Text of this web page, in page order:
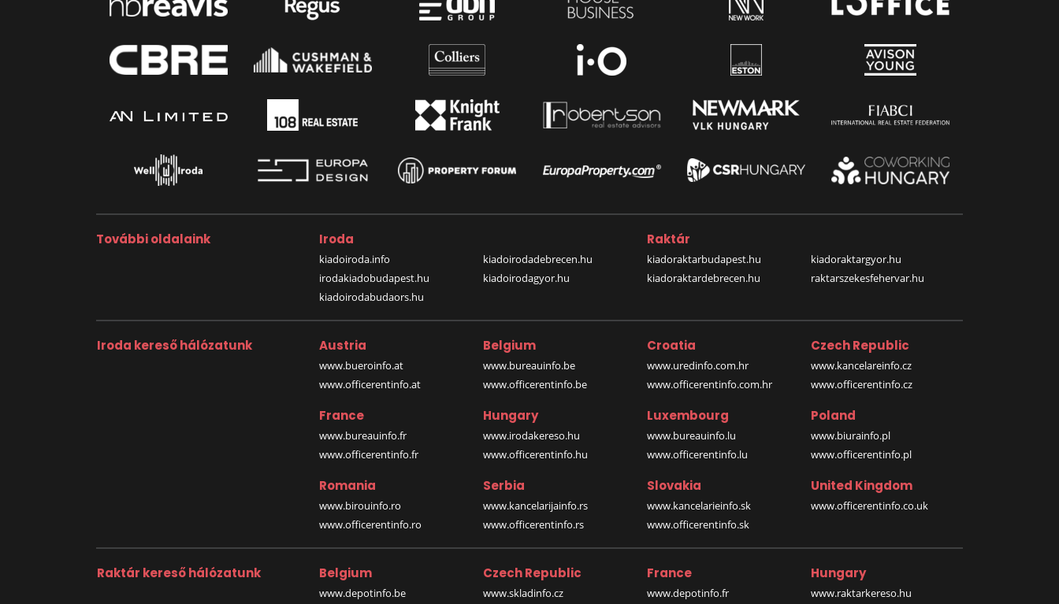
További oldalaink Iroda
kiadoiroda.info
irodakiadobudapest.hu
kiadoirodabudaors.hu
kiadoirodadebrecen.hu
kiadoirodagyor.hu
Raktár
kiadoraktarbudapest.hu
kiadoraktardebrecen.hu
kiadoraktargyor.hu
raktarszekesfehervar.hu
Iroda kereső hálózatunk Austria
www.bueroinfo.at
www.officerentinfo.at
Belgium
www.bureauinfo.be
www.officerentinfo.be
Croatia
www.uredinfo.com.hr
www.officerentinfo.com.hr
Czech Republic
www.kancelareinfo.cz
www.officerentinfo.cz
France
www.bureauinfo.fr
www.officerentinfo.fr
Hungary
www.irodakereso.hu
www.officerentinfo.hu
Luxembourg
www.bureauinfo.lu
www.officerentinfo.lu
Poland
www.biurainfo.pl
www.officerentinfo.pl
Romania
www.birouinfo.ro
www.officerentinfo.ro
Serbia
www.kancelarijainfo.rs
www.officerentinfo.rs
Slovakia
www.kancelarieinfo.sk
www.officerentinfo.sk
United Kingdom
www.officerentinfo.co.uk
Raktár kereső hálózatunk Belgium
www.depotinfo.be
Czech Republic
www.skladinfo.cz
France
www.depotinfo.fr
Hungary
www.raktarkereso.hu